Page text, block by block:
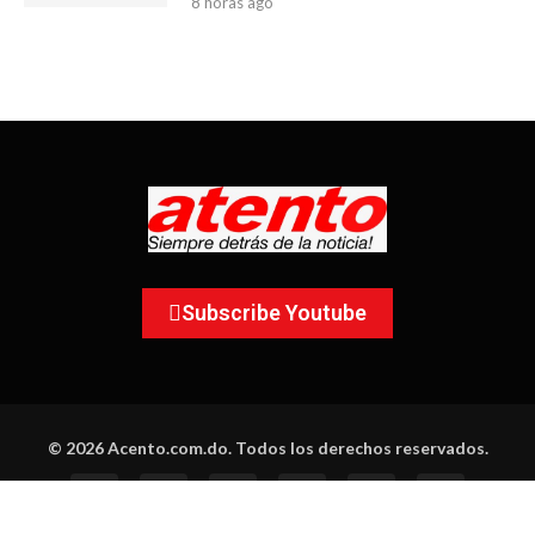
Subscribe Youtube
© 2026 Acento.com.do. Todos los derechos reservados.